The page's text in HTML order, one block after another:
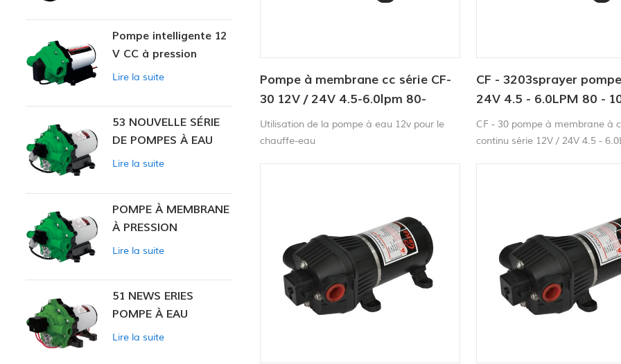
Pompe à membrane cc série CF-
30 12V / 24V 4.5-6.0lpm 80-
100psi pompe à eau douce
Utilisation de la pompe à eau 12v pour le
chauffe-eau
CF - 3203sprayer
24V 4.5 - 6.0LPM 80 -
pompe à eau douce
CF - 30 pompe à membrane à
continu série 12V / 24V 4.5 -
distribution. les pompes sont
amorçantes, peut être exécuté
mal et il fournit ju3
Pompe intelligente 12
V CC à pression
constante 53
Lire la suite
53 NOUVELLE SÉRIE
DE POMPES À EAU
Lire la suite
POMPE À MEMBRANE
À PRESSION
CONSTANTE
Lire la suite
51 NEWS ERIES
POMPE À EAU
Lire la suite